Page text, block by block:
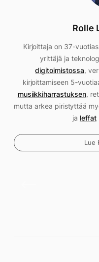
Rolle
Kirjoittaja on 37-
yrittäjä ja
digitoimistossa,
kirjoittamiseen 5-
musiikkiharrastuksen,
mutta arkea piristyttää
ja leffat
Lue